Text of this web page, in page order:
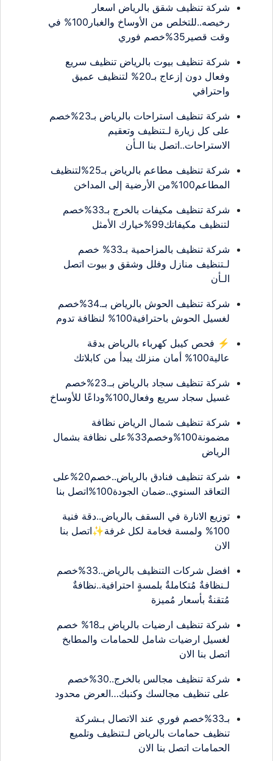
شركة تنظيف شقق بالرياض اسعار
رخيصه..للتخلص من الأوساخ والغبار100% في
وقت قصير35%خصم فوري
شركة تنظيف بيوت بالرياض تنظيف سريع
وفعال دون إزعاج بـ20% لتنظيف عميق
واحترافي
شركة تنظيف استراحات بالرياض بـ23%خصم
على كل زيارة لـتنظيف وتعقيم
الاستراحات..اتصل بنا الـأن
شركة تنظيف مطاعم بالرياض بـ25%لتنظيف
المطاعم100%من الأرضية إلى المداخن
شركة تنظيف مكيفات بالخرج بـ33%خصم
لتنظيف مكيفاتك99%خيارك الأمثل
شركة تنظيف بالمزاحمية بـ33% خصم
لـتنظيف منازل وفلل وشقق و بيوت اتصل
الـأن
شركة تنظيف الحوش بالرياض بـ.34%خصم
لغسيل الحوش باحترافية100% لنظافة تدوم
⚡ فحص كيبل كهرباء بالرياض بدقة
عالية100% أمان منزلك يبدأ من كابلاتك
شركة تنظيف سجاد بالرياض بـ.23%خصم
غسيل سجاد سريع وفعال100%وداعًا للأوساخ
شركة تنظيف شمال الرياض نظافة
مضمونة100%وخصم33%على نظافة بشمال
الرياض
شركة تنظيف فنادق بالرياض..خصم20%على
التعاقد السنوي..ضمان الجودة100%اتصل بنا
توزيع الانارة في السقف بالرياض..دقة فنية
100% ولمسة فخامة لكل غرفة✨اتصل بنا
الان
افضل شركات التنظيف بالرياض..33%خصم
لـنظافةٌ مُتكاملةٌ بلمسةٍ احترافية..نظافةٌ
مُتقنةٌ بأسعار مُميزة
شركة تنظيف ارضيات بالرياض بـ18% خصم
لغسيل ارضيات شامل للحمامات والمطابخ
اتصل بنا الان
شركة تنظيف مجالس بالخرج..30%خصم
على تنظيف مجالسك وكنبك…العرض محدود
بـ33%خصم فوري عند الاتصال بـشركة
تنظيف حمامات بالرياض لـتنظيف وتلميع
الحمامات اتصل بنا الان